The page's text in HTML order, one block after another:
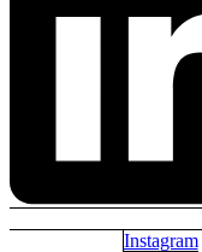
Instagram